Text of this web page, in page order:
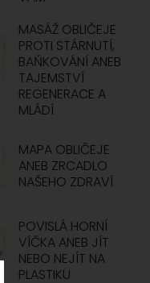
MASÁŽ OBLIČEJE
PROTI STÁRNUTÍ,
BAŇKOVÁNÍ ANEB
TAJEMSTVÍ
REGENERACE A
MLÁDÍ
MAPA OBLIČEJE
ANEB ZRCADLO
NAŠEHO ZDRAVÍ
POVISLÁ HORNÍ
VÍČKA ANEB JÍT
NEBO NEJÍT NA
PLASTIKU